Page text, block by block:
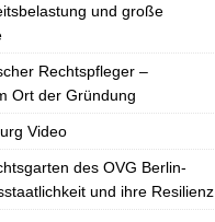
und große
Rechtspfleger –
Ort der Gründung
Video
des OVG Berlin-
und ihre Resilienz